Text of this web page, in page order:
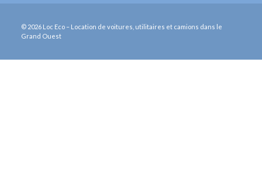
© 2026 Loc Eco – Location de voitures, utilitaires et camions dans le
Grand Ouest